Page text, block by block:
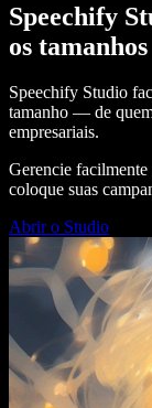
Speechify
os tamanhos
Speechify Studio
tamanho — de
empresariais.
Gerencie
coloque suas
Abrir o Studio